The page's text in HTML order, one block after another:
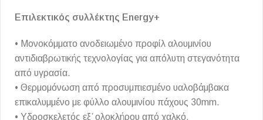
Επιλεκτικός συλλέκτης Energy+
• Μονοκόμματο ανοδειωμένο προφίλ αλουμινίου
αντιδιαβρωτικής τεχνολογίας για απόλυτη στεγανότητα
από υγρασία.
• Θερμομόνωση από προσυμπιεσμένο υαλοβάμβακα
επικαλυμμένο με φύλλο αλουμινίου πάχους 30mm.
• Υδροσκελετός εξ’ ολοκλήρου από χαλκό.